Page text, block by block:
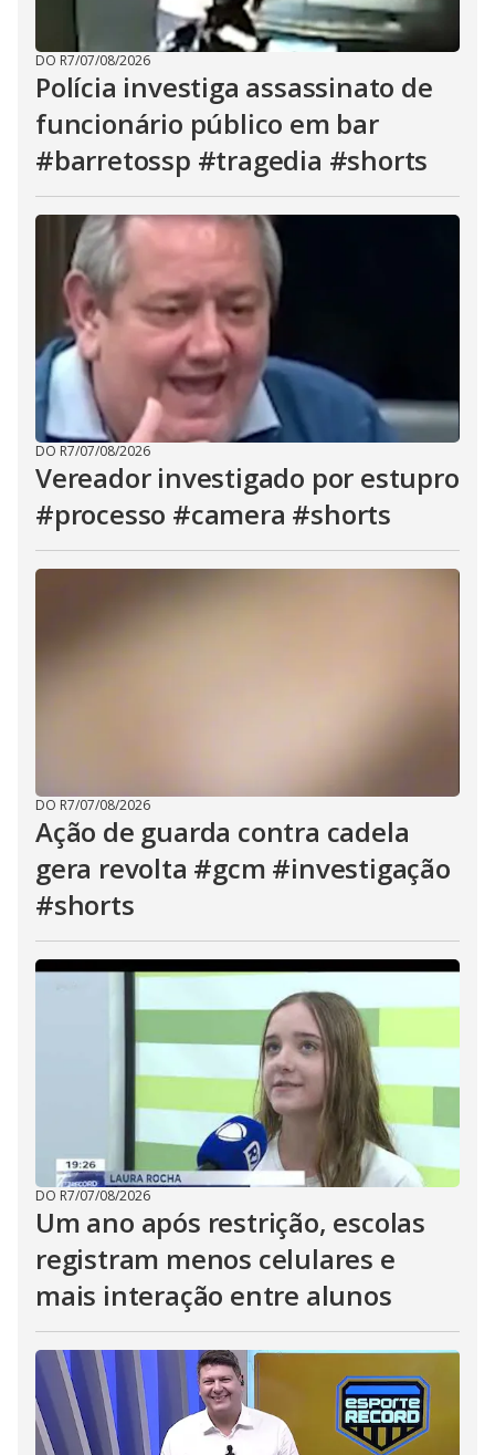
DO R7/07/08/2026
Polícia investiga assassinato de
funcionário público em bar
#barretossp #tragedia #shorts
DO R7/07/08/2026
Vereador investigado por estupro
#processo #camera #shorts
DO R7/07/08/2026
Ação de guarda contra cadela
gera revolta #gcm #investigação
#shorts
DO R7/07/08/2026
Um ano após restrição, escolas
registram menos celulares e
mais interação entre alunos